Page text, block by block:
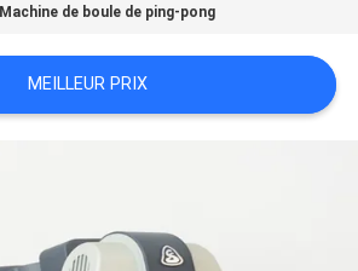
Machine de boule de ping-pong
MEILLEUR PRIX